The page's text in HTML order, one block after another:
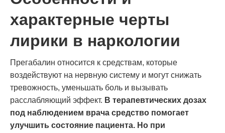
характерные черты
лирики в наркологии
Прегабалин относится к средствам, которые
воздействуют на нервную систему и могут снижать
тревожность, уменьшать боль и вызывать
расслабляющий эффект. В терапевтических дозах
под наблюдением врача средство помогает
улучшить состояние пациента. Но при